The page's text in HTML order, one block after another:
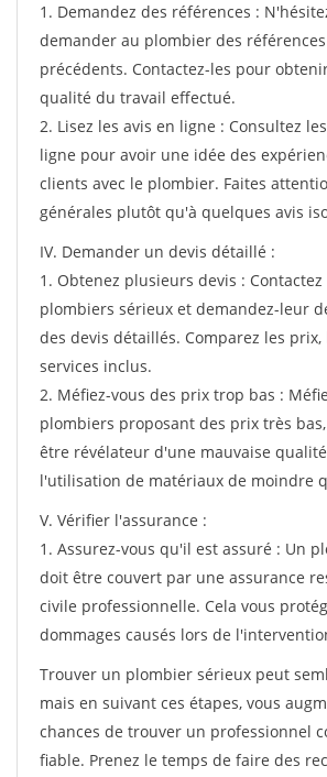
1. Demandez des références :
demander au plombier des
précédents. Contactez-les pour
qualité du travail effectué.
2. Lisez les avis en ligne : Consultez
ligne pour avoir une idée des
clients avec le plombier. Faites
générales plutôt qu'à quelques avis
IV. Demander un devis détaillé :
1. Obtenez plusieurs devis :
plombiers sérieux et demandez-leur
des devis détaillés. Comparez les prix,
services inclus.
2. Méfiez-vous des prix trop bas :
plombiers proposant des prix très
être révélateur d'une mauvaise
l'utilisation de matériaux de moindre
V. Vérifier l'assurance :
1. Assurez-vous qu'il est assuré : Un
doit être couvert par une assurance
civile professionnelle. Cela vous
dommages causés lors de
Trouver un plombier sérieux peut
mais en suivant ces étapes, vous
chances de trouver un professionnel
fiable. Prenez le temps de faire des